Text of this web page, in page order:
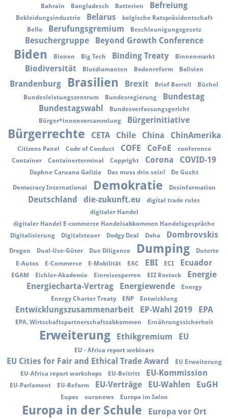
Bahrain
Bangladesch Batterien Befreiung
Bekleidungsindustrie Belarus
belgische Ratspräsidentschaft
Bello
Berufungsgremium Beschleunigungsgesetz
Besuchergruppe Beyond Growth Conference
Biden Bienen Big Tech Binding Treaty Binnenmarkt
Biodiversität Blutdiamanten Bodenreform Bolivien
Brandenburg Brasilien Brexit Brief Borrell
Büchel
Bundesleistungszentrum
Bundesregierung
Bundestag
Bundestagswahl
Bundesverfassungsgericht
Bürger*innenversammlung
Bürgerinitiative
Bürgerrechte CETA Chile China ChinAmerika
Citizens Panel Code of Conduct COFE CoFoE
conference
Container
Containerterminal Copyright Corona COVID-19
Daphne Caruana Galizia Das muss drin sein! De Gucht
Democracy International Demokratie Desinformation
Deutschland die-zukunft.eu
digital trade rules
digitaler Handel
digitaler Handel E-commerce Handelsabkommen Handelsgespräche
Digitalisierung
Digitalsteuer Dodgy Deal Doha Dombrovskis
Drogen Dual-Use-Güter Due Diligence Dumping
Duterte
E-Autos
E-Commerce E-Mobilität EAC EBI ECI Ecuador
EGAM Eichler-Akademie Einreisesperren EIZ Rostock
Energie
Energiecharta-Vertrag
Energiewende
Energy
Energy Charter Treaty
ENP Entwicklung
Entwicklungszusammenarbeit EP-Wahl 2019 EPA
EPA. Wirtschaftspartnerschaftsabkommen Ernährungssicherheit
Erweiterung Ethikgremium EU
EU - Africa report webinars
EU Cities for Fair and Ethical Trade Award
EU Erweiterung
EU-Africa report workshops
EU-Beitritt EU-Kommission
EU-Parlament EU-Reform EU-Verträge EU-Wahlen EuGH
Eupos euronews Europa im Salon
Europa in der Schule Europa vor Ort